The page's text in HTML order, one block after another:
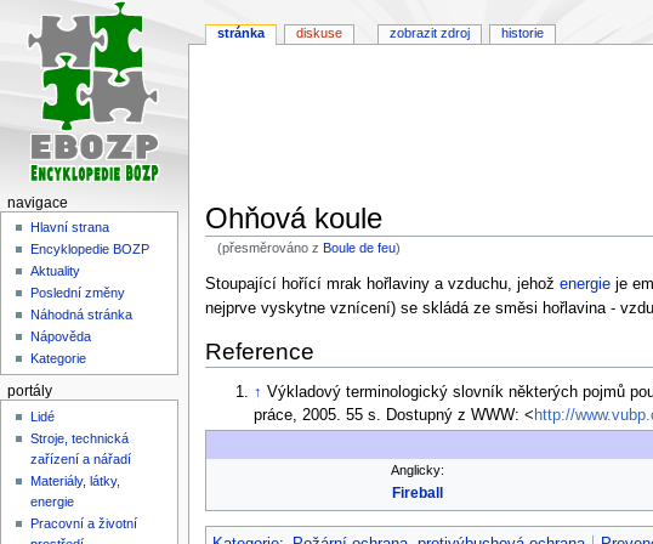
Ohňová koule
(přesměrováno zBoule de feu)
Skočit
na
Skočit
na
Stoupající hořící mrak hořlaviny a vzduchu, jehož energieje
nejprve vyskytne vznícení) se skládá ze směsi hořlavina -
Reference
↑ Výkladový terminologický slovník některých pojmů
práce, 2005. 55 s. Dostupný z WWW: < http://
Anglicky:
Fireball
stránka diskuse zobrazit zdroj historie
navigace
Hlavní strana
Encyklopedie BOZP
Aktuality
Poslední změny
Náhodná stránka
Nápověda
Kategorie
portály
Lidé
Stroje, technická
zařízení a nářadí
Materiály, látky,
energie
Pracovní a životní